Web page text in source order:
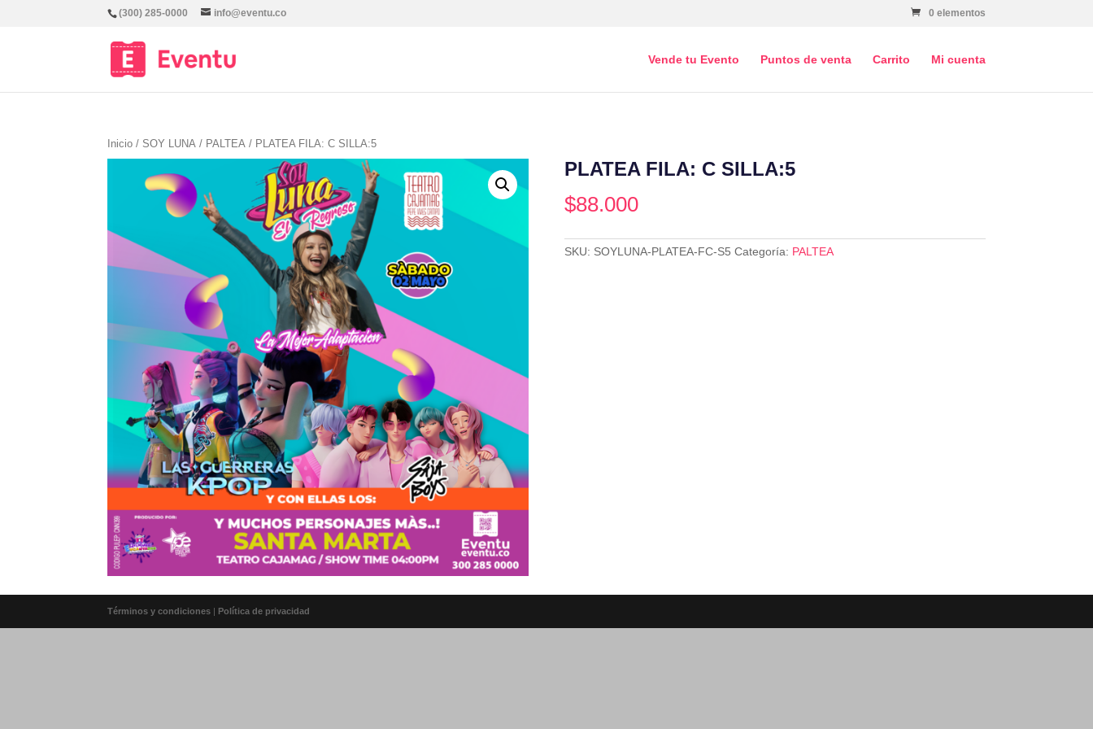
(300) 285-0000 info@eventu.co 0 elementos
Vende tu Evento Puntos de venta Carrito Mi cuenta
Inicio / SOY LUNA / PALTEA / PLATEA FILA: C SILLA:5
PLATEA FILA: C SILLA:5
$88.000
SKU: SOYLUNA-PLATEA-FC-S5 Categoría: PALTEA
Términos y condiciones | Política de privacidad